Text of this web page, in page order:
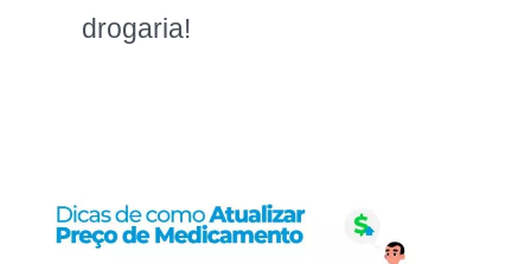
drogaria!